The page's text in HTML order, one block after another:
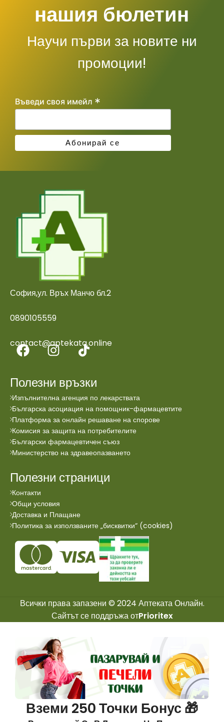
нашия бюлетин
Научи първи за новите ни
промоции!
Въведи своя имейл *
София,ул. Връх Манчо бл.2
0890105559
contact@aptekata.online
Полезни връзки
Изпълнителна агенция по лекарствата
Българска асоциация на помощник-фармацевтите
Платформа за онлайн решаване на спорове
Комисия за защита на потребителите
Български фармацевтичен съюз
Министерство на здравеопазването
Полезни страници
Контакти
Общи условия
Доставка и Плащане
Политика за използваните „бисквитки“ (cookies)
Всички права запазени © 2024 Аптеката Онлайн.
Сайтът се поддръжа отPrioritex
Вземи 250 Точки Бонус 🎁